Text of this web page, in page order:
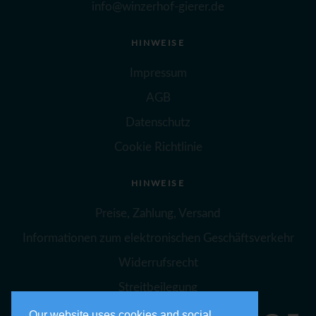
info@winzerhof-gierer.de
HINWEISE
Impressum
AGB
Datenschutz
Cookie Richtlinie
HINWEISE
Preise, Zahlung, Versand
Informationen zum elektronischen Geschäftsverkehr
Widerrufsrecht
Streitbeilegung